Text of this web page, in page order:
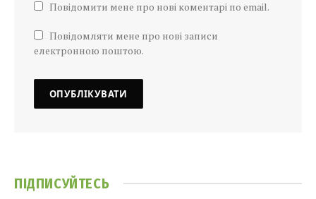
Повідомити мене про нові коментарі по email.
Повідомляти мене про нові записи
електронною поштою.
ПІДПИСУЙТЕСЬ